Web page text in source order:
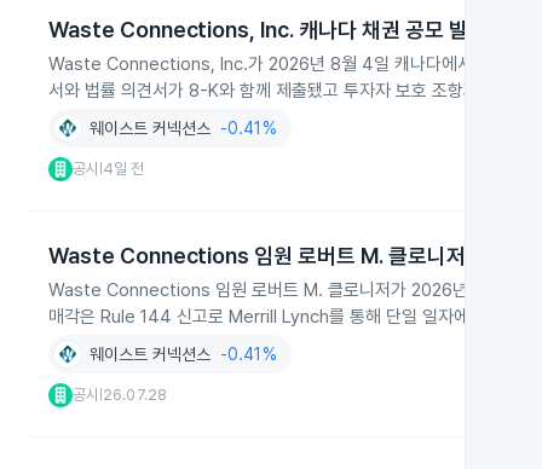
Waste Connections, Inc. 캐나다 채권 공모 발행
Waste Connections, Inc.가 2026년 8월 4일 캐나다에서 무담보 선
서와 법률 의견서가 8-K와 함께 제출됐고 투자자 보호 조항과 조기상
웨이스트 커넥션스 -0.41%
공시 4일 전
Waste Connections 임원 로버트 M. 클로니저 주식 매
Waste Connections 임원 로버트 M. 클로니저가 2026년 7월 28일
매각은 Rule 144 신고로 Merrill Lynch를 통해 단일 일자에 이루어질
웨이스트 커넥션스 -0.41%
공시 26.07.28